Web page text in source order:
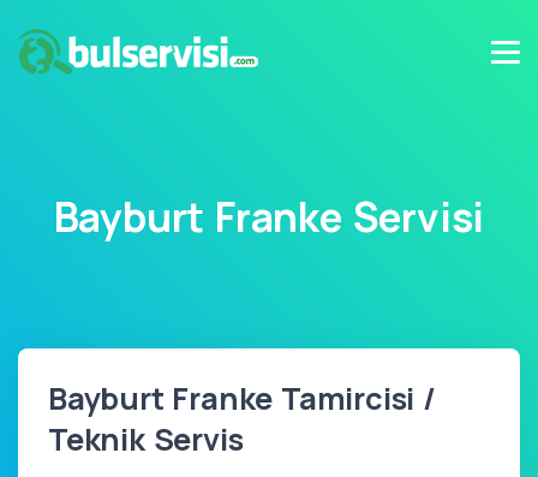
Bayburt Franke Servisi
Bayburt Franke Tamircisi /
Teknik Servis